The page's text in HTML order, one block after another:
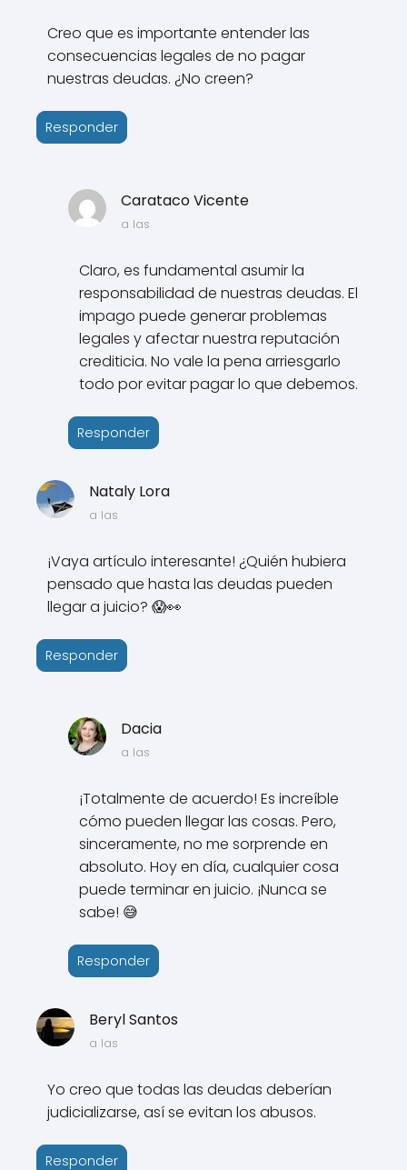
Creo que es importante entender las
consecuencias legales de no pagar
nuestras deudas. ¿No creen?
Responder
Carataco Vicente
a las
Claro, es fundamental asumir la
responsabilidad de nuestras deudas. El
impago puede generar problemas
legales y afectar nuestra reputación
crediticia. No vale la pena arriesgarlo
todo por evitar pagar lo que debemos.
Responder
Nataly Lora
a las
¡Vaya artículo interesante! ¿Quién hubiera
pensado que hasta las deudas pueden
llegar a juicio? 😱👀
Responder
Dacia
a las
¡Totalmente de acuerdo! Es increíble
cómo pueden llegar las cosas. Pero,
sinceramente, no me sorprende en
absoluto. Hoy en día, cualquier cosa
puede terminar en juicio. ¡Nunca se
sabe! 😅
Responder
Beryl Santos
a las
Yo creo que todas las deudas deberían
judicializarse, así se evitan los abusos.
Responder